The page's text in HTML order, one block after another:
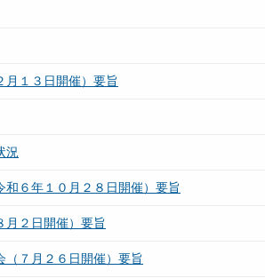
月１３日開催）要旨
況
６年１０月２８日開催）要旨
月２日開催）要旨
７月２６日開催）要旨